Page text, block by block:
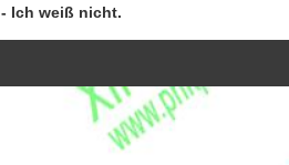
- Ich weiß nicht.